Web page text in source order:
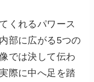
くれるパワース
部に広がる5つの
では決して伝わ
際に中へ足を踏